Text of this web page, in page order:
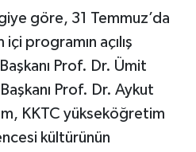
göre, 31 Temmuz’da
programın açılış
Prof. Dr. Ümit
Prof. Dr. Aykut
KKTC yükseköğretim
kültürünün